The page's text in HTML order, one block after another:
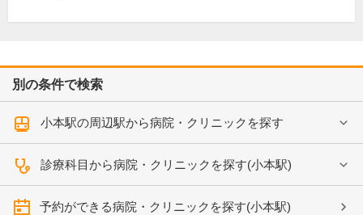
別の条件で検索
小本駅の周辺駅から病院・クリニックを探す
診療科目から病院・クリニックを探す(小本駅)
予約ができる病院・クリニックを探す(小本駅)